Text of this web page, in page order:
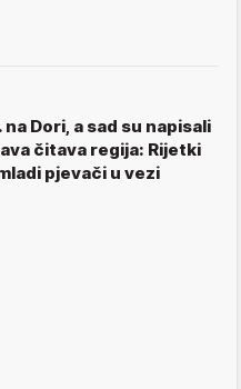
na Dori, a sad su napisali
čitava regija: Rijetki
pjevači u vezi